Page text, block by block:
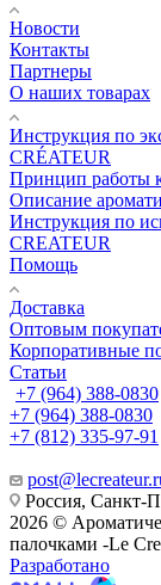
Новости
Контакты
Партнеры
О наших товарах
Инструкция по
CRÉATEUR
Принцип работы
Описание
Инструкция по
CREATEUR
Помощь
Доставка
Оптовым
Корпоративные
Статьи
+7 (964) 388-0830
+7 (964) 388-0830
+7 (812) 335-97-91
Россия, Санкт-
2026 ©
палочками -Le
Разработано